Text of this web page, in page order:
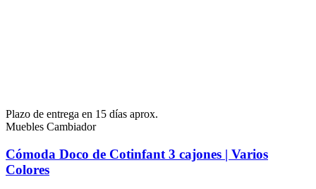
Plazo de entrega en 15 días aprox.
Muebles Cambiador
Cómoda Doco de Cotinfant 3 cajones | Varios
Colores